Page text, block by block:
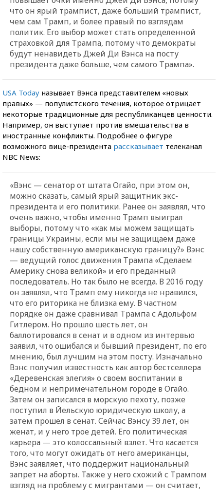
что он ярый трампист, даже больший трампист,
чем сам Трамп, и более правый по взглядам
политик. Его выбор может стать определенной
страховкой для Трампа, потому что демократы
будут ненавидеть Джей Ди Вэнса на посту
президента даже больше, чем самого Трампа».
USA Today называет Вэнса представителем «новых
правых» — популистского течения, которое отрицает
некоторые традиционные для республиканцев ценности.
Например, он выступает против вмешательства в
иностранные конфликты. Подробнее о фигуре
возможного вице-президента рассказывает телеканал
NBC News:
«Вэнс — сенатор от штата Огайо, при этом он,
можно сказать, самый ярый защитник экс-
президента и его политики. Ранее он заявлял, что
очень важно, чтобы именно Трамп выиграл
выборы, потому что «как мы можем защищать
границы Украины, если мы не защищаем даже
нашу собственную американскую границу?» Вэнс
— ведущий голос движения Трампа «Сделаем
Америку снова великой» и его преданный
последователь. Но так было не всегда. В 2016 году
он заявлял, что Трамп ему никогда не нравился,
что его риторика не близка ему. В частном
порядке он даже сравнивал Трампа с Адольфом
Гитлером. Но прошло шесть лет, он
баллотировался в сенат и в одном из интервью
заявил, что ошибался и бывший президент, по его
мнению, был лучшим на этом посту. Изначально
Вэнс получил известность как автор бестселлера
«Деревенская элегия» о своем воспитании в
бедном и непримечательном городе в Огайо.
Затем он записался в морскую пехоту, позже
поступил в Йельскую юридическую школу, а
затем прошел в сенат. Сейчас Вэнсу 39 лет, он
женат, и у него трое детей. Его политическая
карьера — это колоссальный взлет. Что касается
того, что могут ожидать от него американцы,
Вэнс заявляет, что поддержит национальный
запрет на аборты. Также у него схожий с Трампом
взгляд на проблему с мигрантами — он считает,